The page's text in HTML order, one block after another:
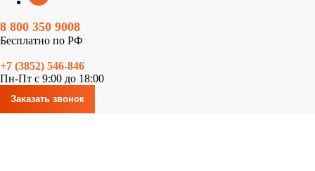
8 800 350 9008
Бесплатно по РФ
+7 (3852) 546-846
Пн-Пт с 9:00 до 18:00
Заказать звонок